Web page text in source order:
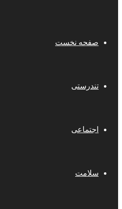
صفحه نخست
تندرستی
اجتماعی
سلامت